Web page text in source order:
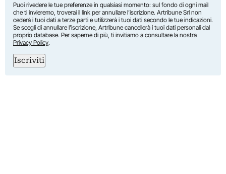
Puoi rivedere le tue preferenze in qualsiasi momento: sul fondo di ogni mail
che ti invieremo, troverai il link per annullare l’iscrizione. Artribune Srl non
cederà i tuoi dati a terze parti e utilizzerà i tuoi dati secondo le tue indicazioni.
Se scegli di annullare l’iscrizione, Artribune cancellerà i tuoi dati personali dal
proprio database. Per saperne di più, ti invitiamo a consultare la nostra
Privacy Policy.
Iscriviti